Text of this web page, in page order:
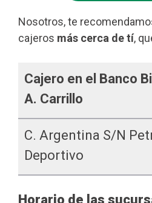
Nosotros, te
cajeros más cerca de tí,
Cajero en el Banco
A. Carrillo
C. Argentina S/n
Deportivo
Horario de las